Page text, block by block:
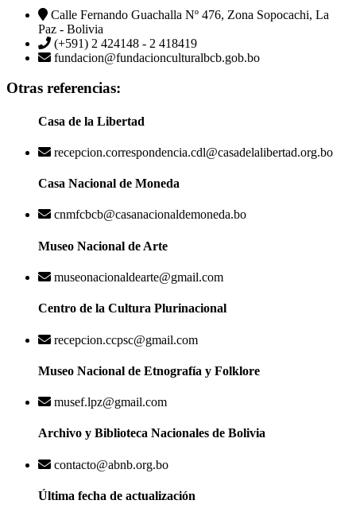
Calle Fernando Guachalla Nº 476, Zona Sopocachi, La
Paz - Bolivia
(+591) 2 424148 - 2 418419
fundacion@fundacionculturalbcb.gob.bo
Otras referencias:
Casa de la Libertad
recepcion.correspondencia.cdl@casadelalibertad.org.bo
Casa Nacional de Moneda
cnmfcbcb@casanacionaldemoneda.bo
Museo Nacional de Arte
museonacionaldearte@gmail.com
Centro de la Cultura Plurinacional
recepcion.ccpsc@gmail.com
Museo Nacional de Etnografía y Folklore
musef.lpz@gmail.com
Archivo y Biblioteca Nacionales de Bolivia
contacto@abnb.org.bo
Última fecha de actualización